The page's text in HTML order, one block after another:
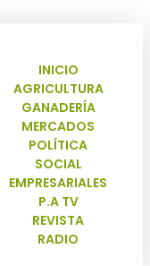
INICIO
AGRICULTURA
GANADERÍA
MERCADOS
POLÍTICA
SOCIAL
EMPRESARIALES
P.A TV
REVISTA
RADIO